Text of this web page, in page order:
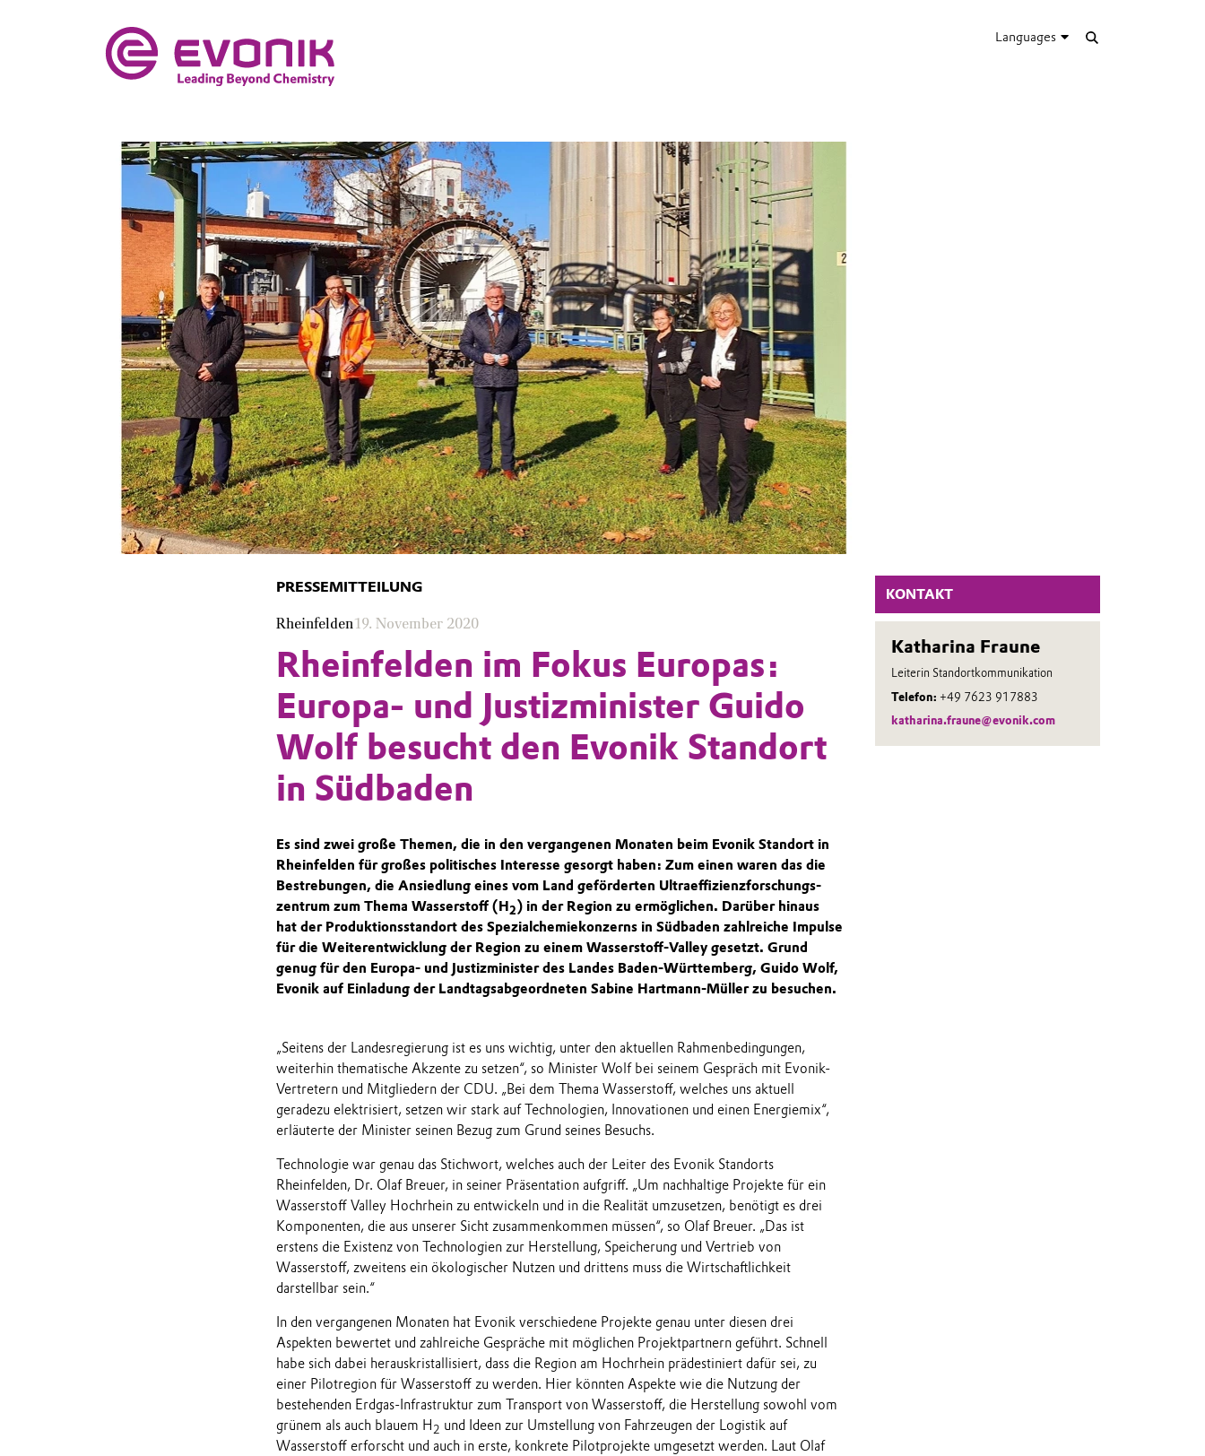
Languages
KONTAKT
Katharina Fraune
Leiterin Standortkommunikation
Telefon: +49 7623 917883
katharina.fraune@evonik.com
PRESSEMITTEILUNG
Rheinfelden19. November 2020
Rheinfelden im Fokus Europas:
Europa- und Justizminister Guido
Wolf besucht den Evonik Standort
in Südbaden
Es sind zwei große Themen, die in den vergangenen Monaten beim Evonik Standort in
Rheinfelden für großes politisches Interesse gesorgt haben: Zum einen waren das die
Bestrebungen, die Ansiedlung eines vom Land geförderten Ultraeffizienzforschungs-
zentrum zum Thema Wasserstoff (H2) in der Region zu ermöglichen. Darüber hinaus
hat der Produktionsstandort des Spezialchemiekonzerns in Südbaden zahlreiche Impulse
für die Weiterentwicklung der Region zu einem Wasserstoff-Valley gesetzt. Grund
genug für den Europa- und Justizminister des Landes Baden-Württemberg, Guido Wolf,
Evonik auf Einladung der Landtagsabgeordneten Sabine Hartmann-Müller zu besuchen.
„Seitens der Landesregierung ist es uns wichtig, unter den aktuellen Rahmenbedingungen,
weiterhin thematische Akzente zu setzen“, so Minister Wolf bei seinem Gespräch mit Evonik-
Vertretern und Mitgliedern der CDU. „Bei dem Thema Wasserstoff, welches uns aktuell
geradezu elektrisiert, setzen wir stark auf Technologien, Innovationen und einen Energiemix“,
erläuterte der Minister seinen Bezug zum Grund seines Besuchs.
Technologie war genau das Stichwort, welches auch der Leiter des Evonik Standorts
Rheinfelden, Dr. Olaf Breuer, in seiner Präsentation aufgriff. „Um nachhaltige Projekte für ein
Wasserstoff Valley Hochrhein zu entwickeln und in die Realität umzusetzen, benötigt es drei
Komponenten, die aus unserer Sicht zusammenkommen müssen“, so Olaf Breuer. „Das ist
erstens die Existenz von Technologien zur Herstellung, Speicherung und Vertrieb von
Wasserstoff, zweitens ein ökologischer Nutzen und drittens muss die Wirtschaftlichkeit
darstellbar sein.“
In den vergangenen Monaten hat Evonik verschiedene Projekte genau unter diesen drei
Aspekten bewertet und zahlreiche Gespräche mit möglichen Projektpartnern geführt. Schnell
habe sich dabei herauskristallisiert, dass die Region am Hochrhein prädestiniert dafür sei, zu
einer Pilotregion für Wasserstoff zu werden. Hier könnten Aspekte wie die Nutzung der
bestehenden Erdgas-Infrastruktur zum Transport von Wasserstoff, die Herstellung sowohl vom
grünem als auch blauem H 2 und Ideen zur Umstellung von Fahrzeugen der Logistik auf
Wasserstoff erforscht und auch in erste, konkrete Pilotprojekte umgesetzt werden. Laut Olaf